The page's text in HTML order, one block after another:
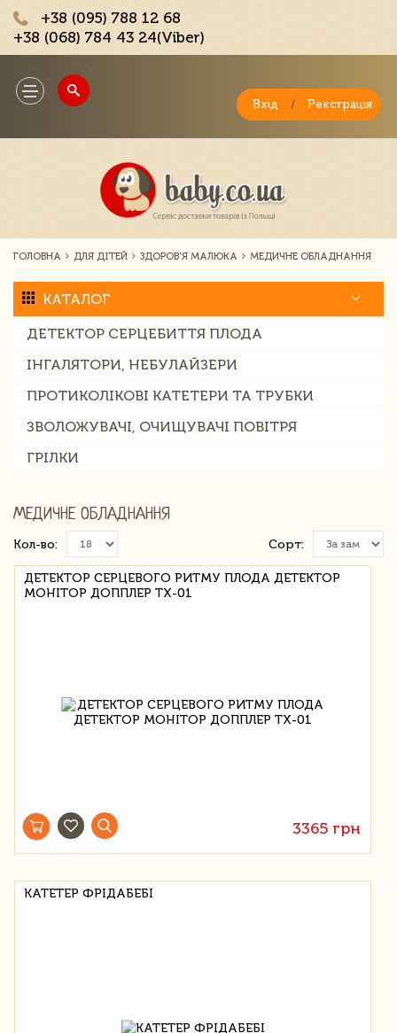
+38 (095) 788 12 68
+38 (068) 784 43 24(Viber)
Toggle
navigation
Вхід / Реєстрація
ГОЛОВНА ДЛЯ ДІТЕЙ ЗДОРОВ'Я МАЛЮКА МЕДИЧНЕ ОБЛАДНАННЯ
КАТАЛОГ
ДЕТЕКТОР СЕРЦЕБИТТЯ ПЛОДА
ІНГАЛЯТОРИ, НЕБУЛАЙЗЕРИ
ПРОТИКОЛІКОВІ КАТЕТЕРИ ТА ТРУБКИ
ЗВОЛОЖУВАЧІ, ОЧИЩУВАЧІ ПОВІТРЯ
ГРІЛКИ
МЕДИЧНЕ ОБЛАДНАННЯ
Кол-во: Сорт:
ДЕТЕКТОР СЕРЦЕВОГО РИТМУ ПЛОДА ДЕТЕКТОР
МОНІТОР ДОППЛЕР TX-01
3365 грн
КАТЕТЕР ФРІДАБЕБІ